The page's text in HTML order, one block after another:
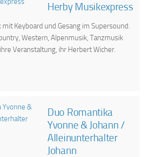
Herby Musikexpress
Keyboard und Gesang im Supersound.
Western, Alpenmusik, Tanzmusik
Veranstaltung, ihr Herbert Wicher.
Duo Romantika
Yvonne & Johann /
Alleinunterhalter
Johann